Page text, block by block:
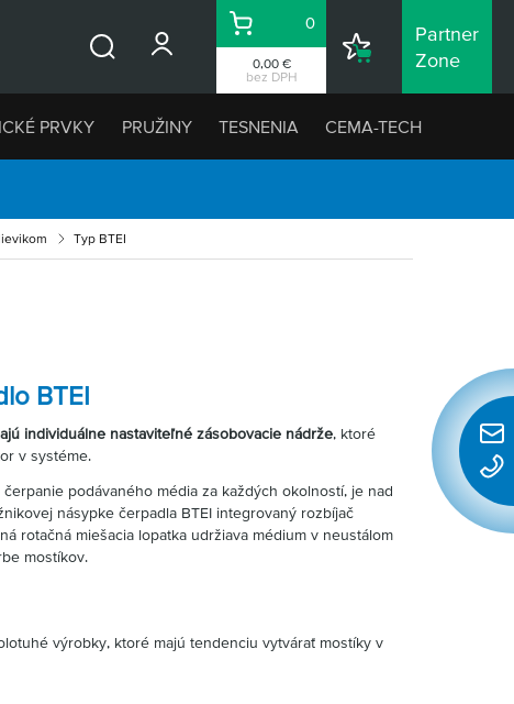
0,00 €
bez DPH
Košík
0
Nákupný
Partner
Zone
PRVKY PRUŽINY TESNENIA CEMA-TECH
Typ BTEI
BTEI
individuálne nastaviteľné zásobovacie nádrže, ktoré
v systéme.
podávaného média za každých okolností, je nad
násypke čerpadla BTEI integrovaný rozbíjač
rotačná miešacia lopatka udržiava médium v neustálom
mostíkov.
výrobky, ktoré majú tendenciu vytvárať mostíky v